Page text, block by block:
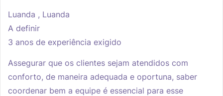
Luanda , Luanda
A definir
3 anos de experiência exigido
Assegurar que os clientes sejam atendidos com
conforto, de maneira adequada e oportuna, saber
coordenar bem a equipe é essencial para esse